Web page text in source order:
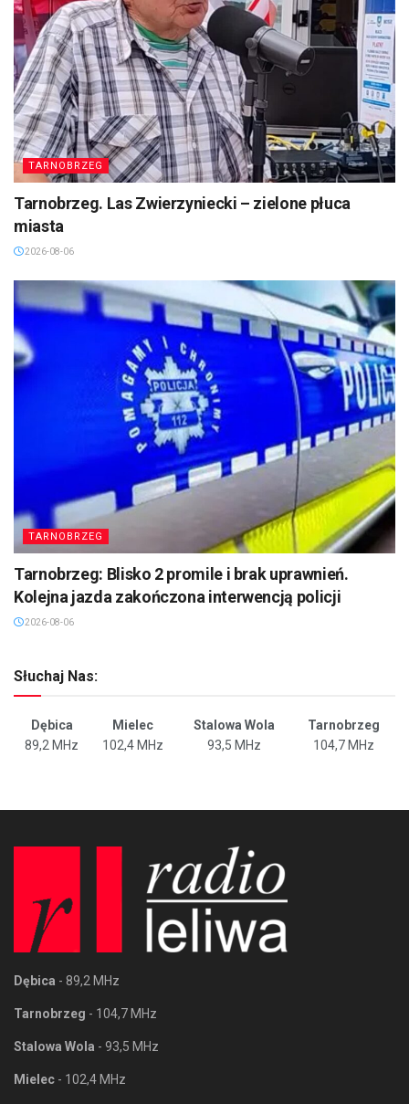
TARNOBRZEG
Tarnobrzeg. Las Zwierzyniecki – zielone płuca
miasta
2026-08-06
TARNOBRZEG
Tarnobrzeg: Blisko 2 promile i brak uprawnień.
Kolejna jazda zakończona interwencją policji
2026-08-06
Słuchaj Nas:
Dębica Mielec Stalowa Wola
Tarnobrzeg
89,2 MHz
102,4 MHz 93,5 MHz 104,7 MHz
Dębica - 89,2 MHz
Tarnobrzeg - 104,7 MHz
Stalowa Wola - 93,5 MHz
Mielec - 102,4 MHz